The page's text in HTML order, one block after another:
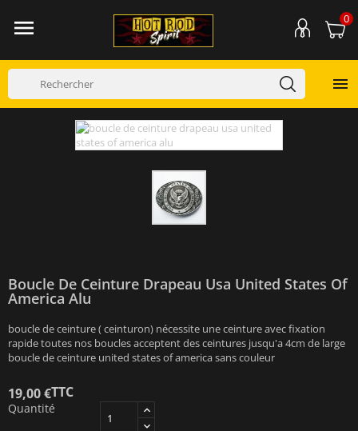
 0

Boucle De Ceinture Drapeau Usa United States Of
America Alu
boucle de ceinture ( ceinturon) nécessite une ceinture avec fixation
rapide toutes nos boucles acceptent des ceintures jusqu'a 4cm de large
boucle de ceinture united states of america sans couleur
19,00 €TTC
Quantité